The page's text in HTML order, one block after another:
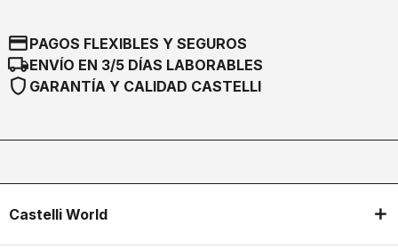
credit_cardPAGOS FLEXIBLES Y SEGUROS
local_shippingENVÍO EN 3/5 DÍAS LABORABLES
shield GARANTÍA Y CALIDAD CASTELLI
Castelli World